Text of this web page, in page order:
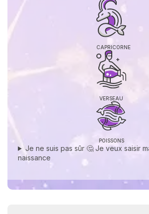
CAPRICORNE
VERSEAU
POISSONS
Je ne suis pas sûr 🤔 Je veux saisir
naissance